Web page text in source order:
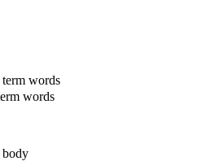
words
words
body